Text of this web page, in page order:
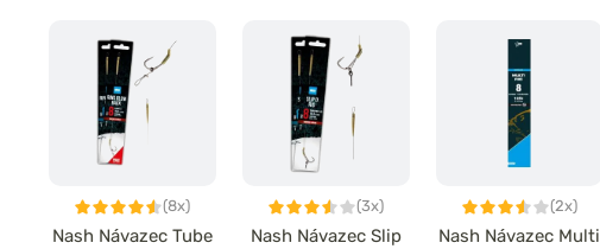
(8x)
Nash Návazec Tube
(3x)
Nash Návazec Slip
(2x)
Nash Návazec Multi